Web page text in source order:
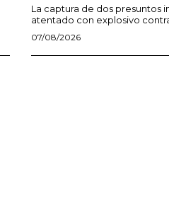
La captura de dos presuntos
atentado con explosivo
07/08/2026